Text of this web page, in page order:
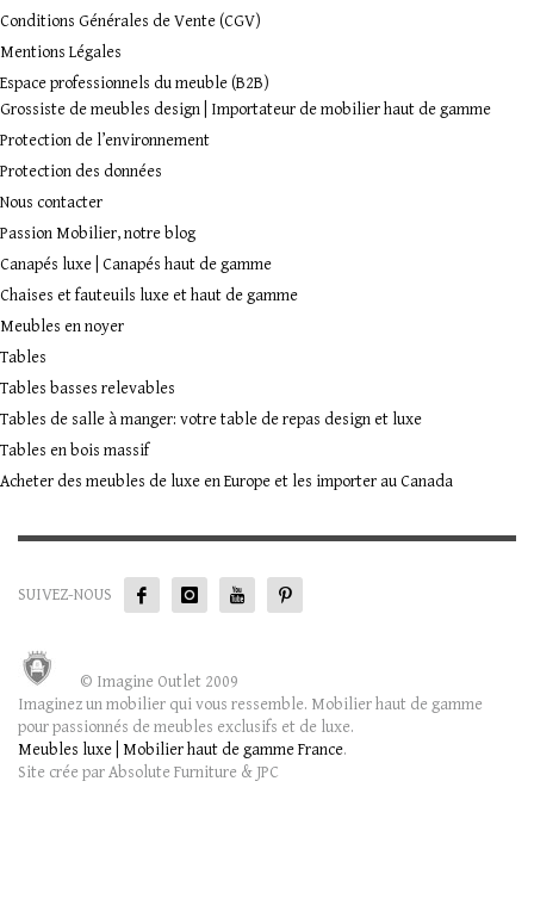
Conditions Générales de Vente (CGV)
Mentions Légales
Espace professionnels du meuble (B2B)
Grossiste de meubles design | Importateur de mobilier haut de gamme
Protection de l’environnement
Protection des données
Nous contacter
Passion Mobilier, notre blog
Canapés luxe | Canapés haut de gamme
Chaises et fauteuils luxe et haut de gamme
Meubles en noyer
Tables
Tables basses relevables
Tables de salle à manger: votre table de repas design et luxe
Tables en bois massif
Acheter des meubles de luxe en Europe et les importer au Canada
SUIVEZ-NOUS
© Imagine Outlet 2009
Imaginez un mobilier qui vous ressemble. Mobilier haut de gamme
pour passionnés de meubles exclusifs et de luxe.
Meubles luxe | Mobilier haut de gamme France.
Site crée par Absolute Furniture & JPC